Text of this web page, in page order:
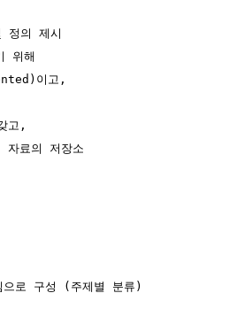
정의 제시
위해
이고,
고,
료의 저장소
로 구성 (주제별 분류)